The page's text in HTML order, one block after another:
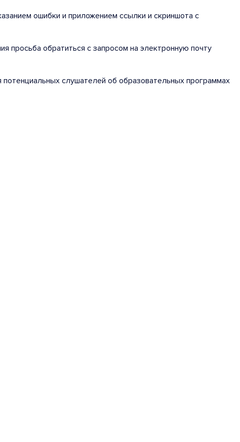
ошибки и приложением ссылки и скриншота с
просьба обратиться с запросом на электронную почту
слушателей об образовательных программах